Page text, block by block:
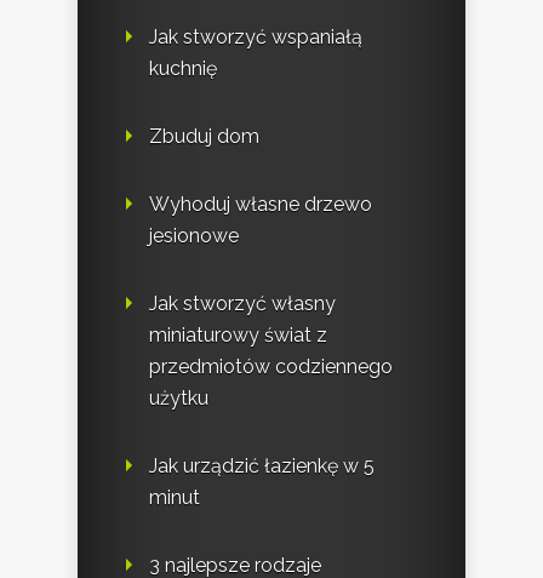
Jak stworzyć wspaniałą
kuchnię
Zbuduj dom
Wyhoduj własne drzewo
jesionowe
Jak stworzyć własny
miniaturowy świat z
przedmiotów codziennego
użytku
Jak urządzić łazienkę w 5
minut
3 najlepsze rodzaje